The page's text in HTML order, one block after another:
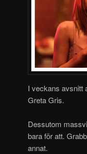
I veckans avsnitt
Greta Gris.
Dessutom
bara för att.
annat.